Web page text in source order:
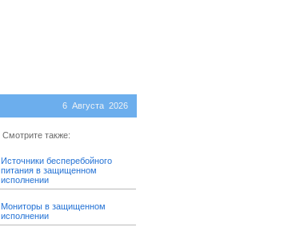
6 Августа 2026
Смотрите также:
Источники бесперебойного
питания в защищенном
исполнении
Мониторы в защищенном
исполнении